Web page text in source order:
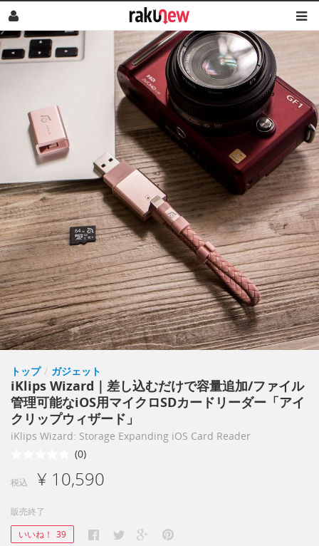
トップ / ガジェット
iKlips Wizard｜差し込むだけで容量追加/ファイル
管理可能なiOS用マイクロSDカードリーダー「アイ
クリップウィザード」
iKlips Wizard: Storage Expanding iOS Card Reader
(0)
税込 ¥ 10,590
販売終了
いいね！ 39